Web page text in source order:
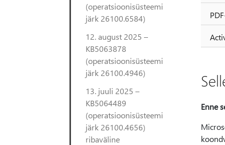
(operatsioonisüsteemi
järk 26100.6584)
12. august 2025 –
KB5063878
(operatsioonisüsteemi
järk 26100.4946)
13. juuli 2025 –
KB5064489
(operatsioonisüsteemi
järk 26100.4656)
ribaväline
Enne